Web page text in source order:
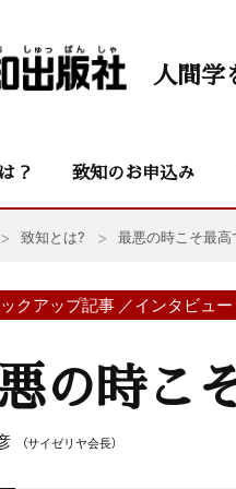
人間学
？ 致知のお申込み
致知とは? 最悪の時こそ最高
クアップ記事 ／インタビュー
の時こ
（サイゼリヤ会長）